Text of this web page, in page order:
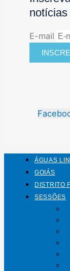
E-mail
ÁGUAS
GOIÁS
DISTRITO
SESSÕES